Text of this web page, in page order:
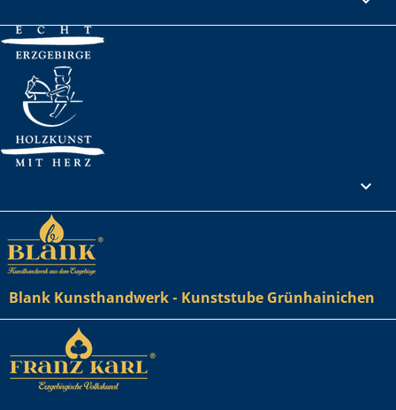

Blank Kunsthandwerk - Kunststube Grünhainichen